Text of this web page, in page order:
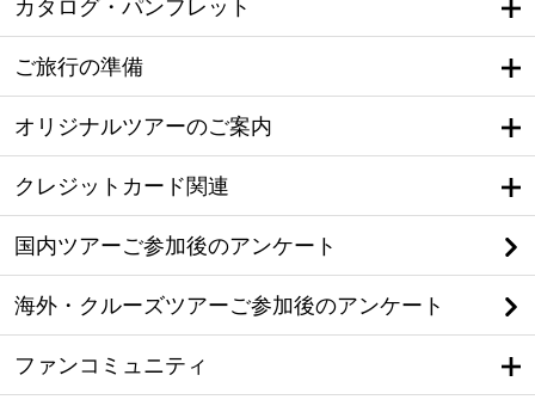
カタログ・パンフレット
ご旅行の準備
オリジナルツアーのご案内
クレジットカード関連
国内ツアーご参加後のアンケート
海外・クルーズツアーご参加後のアンケート
ファンコミュニティ